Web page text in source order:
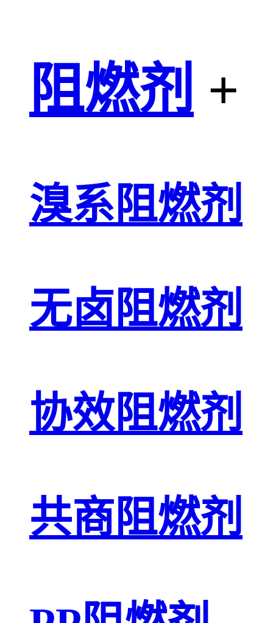
阻燃剂 +
溴系阻燃剂
无卤阻燃剂
协效阻燃剂
共商阻燃剂